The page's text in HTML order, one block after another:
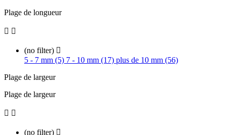
Plage de longueur
 
(no filter) 
5 - 7 mm (5) 7 - 10 mm (17) plus de 10 mm (56)
Plage de largeur
Plage de largeur
 
(no filter) 